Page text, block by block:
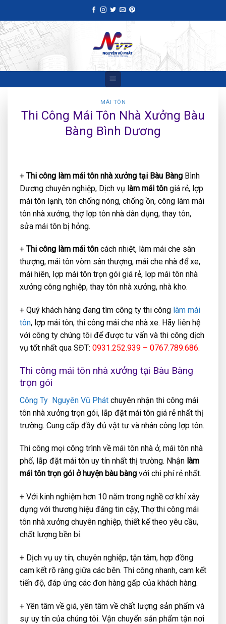
to
content
MÁI TÔN
Thi Công Mái Tôn Nhà Xưởng Bàu
Bàng Bình Dương
+ Thi công làm mái tôn nhà xưởng tại Bàu Bàng Bình
Dương chuyên nghiệp, Dịch vụ làm mái tôn giá rẻ, lợp
mái tôn lạnh, tôn chống nóng, chống ồn, công làm mái
tôn nhà xưởng, thợ lợp tôn nhà dân dụng, thay tôn,
sửa mái tôn bị hỏng.
+ Thi công làm mái tôn cách nhiệt, làm mái che sân
thượng, mái tôn vòm sân thượng, mái che nhà để xe,
mái hiên, lợp mái tôn trọn gói giá rẻ, lợp mái tôn nhà
xưởng công nghiệp, thay tôn nhà xưởng, nhà kho.
+ Quý khách hàng đang tìm công ty thi công làm mái
tôn, lợp mái tôn, thi công mái che nhà xe. Hãy liên hệ
với công ty chúng tôi để được tư vấn và thi công dịch
vụ tốt nhất qua SĐT: 0931.252.939 – 0767.789.686.
Thi công mái tôn nhà xưởng tại Bàu Bàng
trọn gói
Công Ty Nguyên Vũ Phát chuyên nhận thi công mái
tôn nhà xưởng trọn gói, lắp đặt mái tôn giá rẻ nhất thị
trường. Cung cấp đầy đủ vật tư và nhân công lợp tôn.
Thi công mọi công trình về mái tôn nhà ở, mái tôn nhà
phố, lắp đặt mái tôn uy tín nhất thị trường. Nhận làm
mái tôn trọn gói ở huyện bàu bàng với chi phí rẻ nhất.
+ Với kinh nghiệm hơn 10 năm trong nghề cơ khí xây
dựng với thương hiệu đáng tin cậy, Thợ thi công mái
tôn nhà xưởng chuyên nghiệp, thiết kế theo yêu cầu,
chất lượng bền bỉ.
+ Dịch vụ uy tín, chuyên nghiệp, tận tâm, hợp đồng
cam kết rõ ràng giữa các bên. Thi công nhanh, cam kết
tiến độ, đáp ứng các đơn hàng gấp của khách hàng.
+ Yên tâm về giá, yên tâm về chất lượng sản phẩm và
sự uy tín của chúng tôi. Vận chuyển sản phẩm tận nơi